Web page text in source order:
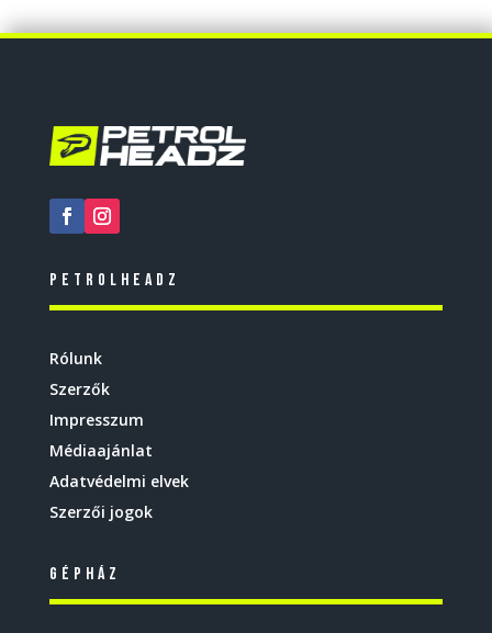
Petrolheadz
Rólunk
Szerzők
Impresszum
Médiaajánlat
Adatvédelmi elvek
Szerzői jogok
Gépház